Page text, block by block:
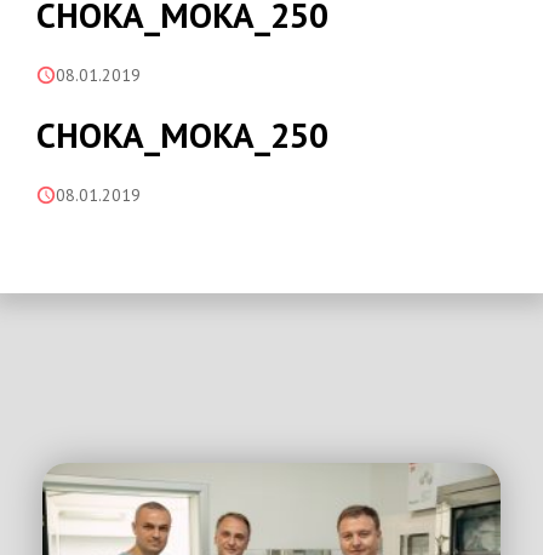
CHOKA_MOKA_250
08.01.2019
CHOKA_MOKA_250
08.01.2019